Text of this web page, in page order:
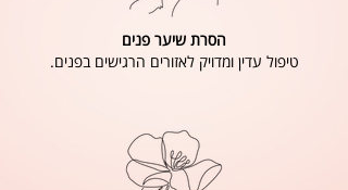
הסרת שיער פנים
טיפול עדין ומדויק לאזורים הרגישים בפנים.